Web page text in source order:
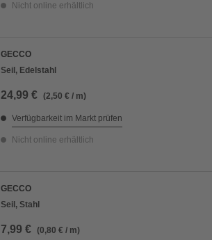
Nicht online erhältlich
GECCO
Seil, Edelstahl
24,99 € (2,50 € / m)
Verfügbarkeit im Markt prüfen
Nicht online erhältlich
GECCO
Seil, Stahl
7,99 € (0,80 € / m)